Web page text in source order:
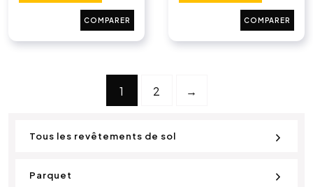
COMPARER COMPARER
1 2 →
Tous les revêtements de sol
Parquet